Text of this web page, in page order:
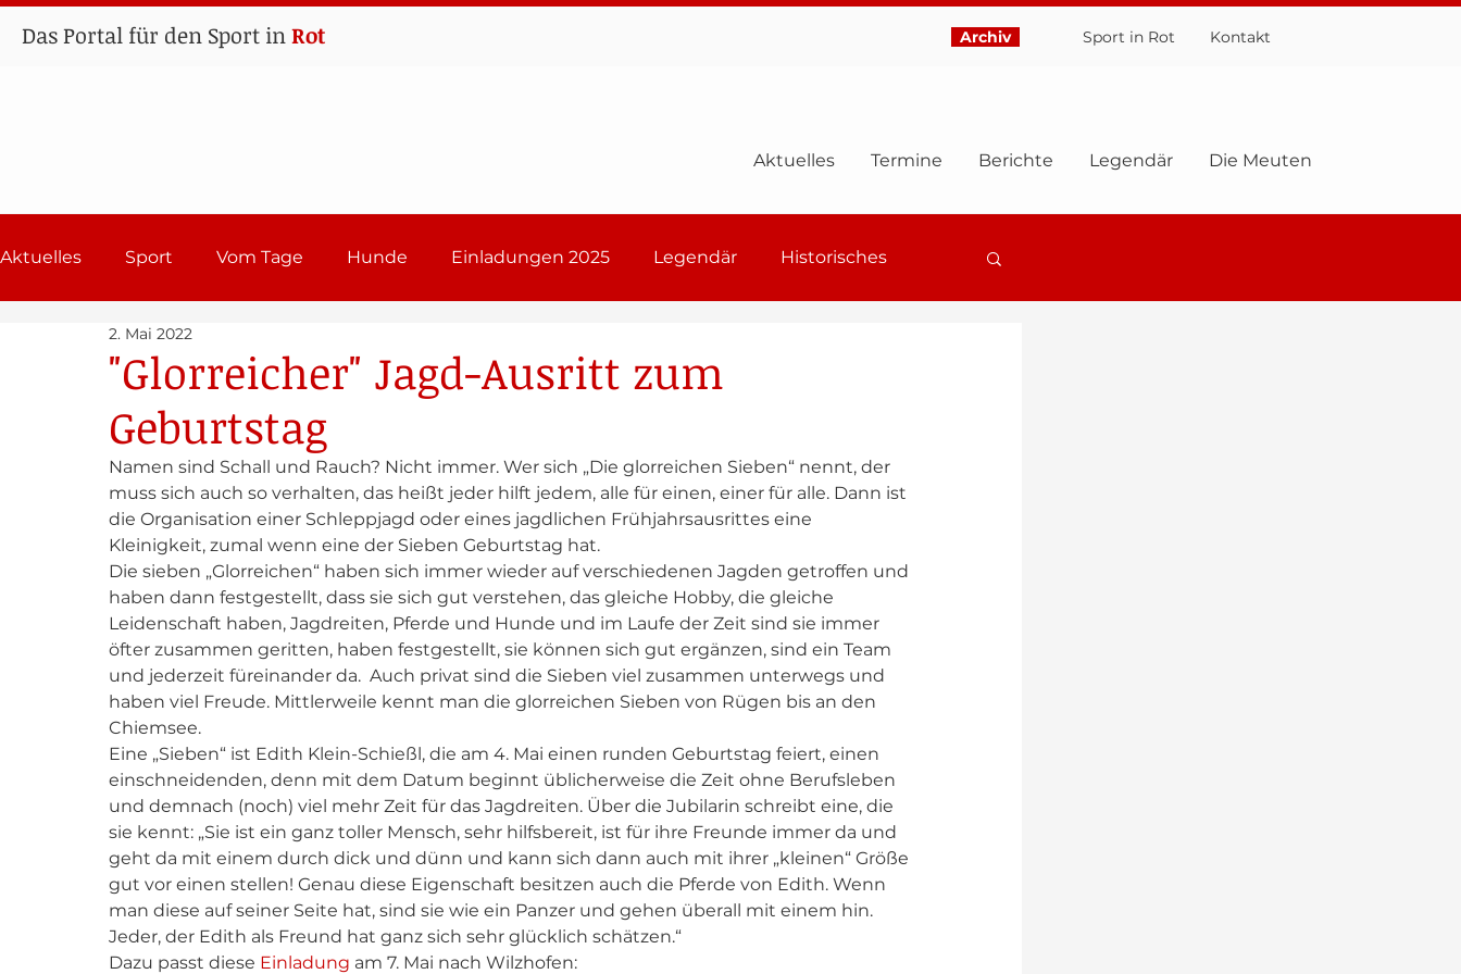
Das Portal für den Sport inRot Archiv Sport in Rot Kontakt
Aktuelles Termine Berichte Legendär Die Meuten
Aktuelles Sport Vom Tage Hunde Einladungen 2025 Legendär Historisches
Lehrgänge Sport in Rot
"Glorreicher" Jagd-Ausritt zum
Geburtstag
2. Mai 2022
Namen sind Schall und Rauch? Nicht immer. Wer sich „Die glorreichen Sieben“ nennt, der
muss sich auch so verhalten, das heißt jeder hilft jedem, alle für einen, einer für alle. Dann ist
die Organisation einer Schleppjagd oder eines jagdlichen Frühjahrsausrittes eine
Kleinigkeit, zumal wenn eine der Sieben Geburtstag hat.
Die sieben „Glorreichen“ haben sich immer wieder auf verschiedenen Jagden getroffen und
haben dann festgestellt, dass sie sich gut verstehen, das gleiche Hobby, die gleiche
Leidenschaft haben, Jagdreiten, Pferde und Hunde und im Laufe der Zeit sind sie immer
öfter zusammen geritten, haben festgestellt, sie können sich gut ergänzen, sind ein Team
und jederzeit füreinander da.  Auch privat sind die Sieben viel zusammen unterwegs und
haben viel Freude. Mittlerweile kennt man die glorreichen Sieben von Rügen bis an den
Chiemsee.
Eine „Sieben“ ist Edith Klein-Schießl, die am 4. Mai einen runden Geburtstag feiert, einen
einschneidenden, denn mit dem Datum beginnt üblicherweise die Zeit ohne Berufsleben
und demnach (noch) viel mehr Zeit für das Jagdreiten. Über die Jubilarin schreibt eine, die
sie kennt: „Sie ist ein ganz toller Mensch, sehr hilfsbereit, ist für ihre Freunde immer da und
geht da mit einem durch dick und dünn und kann sich dann auch mit ihrer „kleinen“ Größe
gut vor einen stellen! Genau diese Eigenschaft besitzen auch die Pferde von Edith. Wenn
man diese auf seiner Seite hat, sind sie wie ein Panzer und gehen überall mit einem hin.
Jeder, der Edith als Freund hat ganz sich sehr glücklich schätzen.“
Dazu passt diese Einladung am 7. Mai nach Wilzhofen: